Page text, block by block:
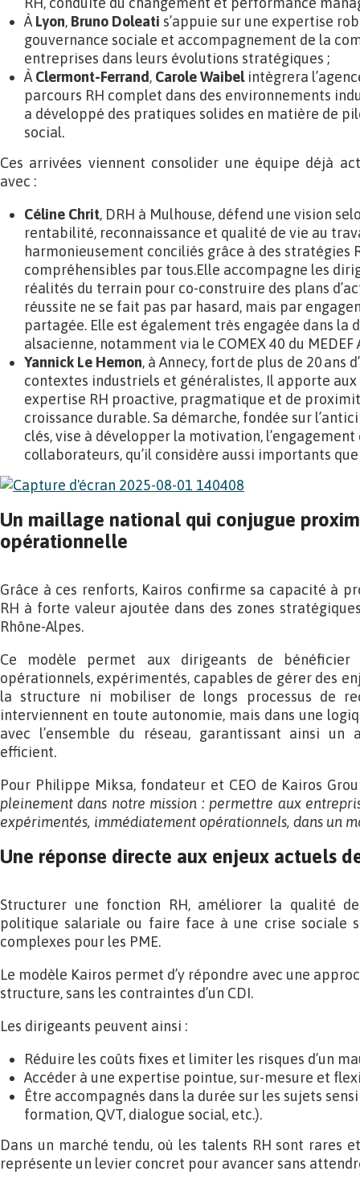
À Lyon, Bruno Doleati s’appuie sur une expertise
gouvernance sociale et accompagnement de la
entreprises dans leurs évolutions stratégiques ;
À Clermont-Ferrand, Carole Waibelintègrera
parcours RH complet dans des environnements
a développé des pratiques solides en matière de
social.
Ces arrivées viennent consolider une équipe déjà
avec :
Céline Chrit, DRH à Mulhouse, défend une vision
rentabilité, reconnaissance et qualité de vie au
harmonieusement conciliés grâce à des stratégies
compréhensibles par tous.Elle accompagne les
réalités du terrain pour co-construire des plans
réussite ne se fait pas par hasard, mais par
partagée. Elle est également très engagée dans la
alsacienne, notamment via le COMEX 40 du MEDEF
Yannick Le Hemon, à Annecy, fort de plus de 20 ans
contextes industriels et généralistes, Il apporte
expertise RH proactive, pragmatique et de
croissance durable. Sa démarche, fondée sur
clés, vise à développer la motivation,
collaborateurs, qu’il considère aussi importants
Un maillage national qui conjugue
opérationnelle
Grâce à ces renforts, Kairos confirme sa capacité à
RH à forte valeur ajoutée dans des zones
Rhône-Alpes.
Ce modèle permet aux dirigeants de bénéficier
opérationnels, expérimentés, capables de gérer des
la structure ni mobiliser de longs processus de
interviennent en toute autonomie, mais dans une
avec l’ensemble du réseau, garantissant ainsi un
efficient.
Pour Philippe Miksa, fondateur et CEO de Kairos
pleinement dans notre mission : permettre aux
expérimentés, immédiatement opérationnels, dans un
Une réponse directe aux enjeux actuels
Structurer une fonction RH, améliorer la qualité
politique salariale ou faire face à une crise sociale
complexes pour les PME.
Le modèle Kairos permet d’y répondre avec une
structure, sans les contraintes d’un CDI.
Les dirigeants peuvent ainsi :
Réduire les coûts fixes et limiter les risques d’un
Accéder à une expertise pointue, sur-mesure et
Être accompagnés dans la durée sur les sujets
formation, QVT, dialogue social, etc.).
Dans un marché tendu, où les talents RH sont rares
représente un levier concret pour avancer sans